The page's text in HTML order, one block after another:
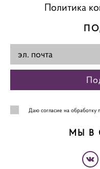
Политика
Даю согласие на
МЫ В